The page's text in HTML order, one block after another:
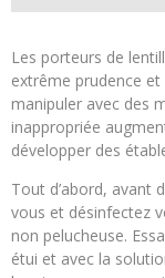
Les porteurs de
extrême prudence
manipuler avec des
inappropriée
développer des
Tout d’abord, avant
vous et désinfectez
non pelucheuse.
étui et avec la